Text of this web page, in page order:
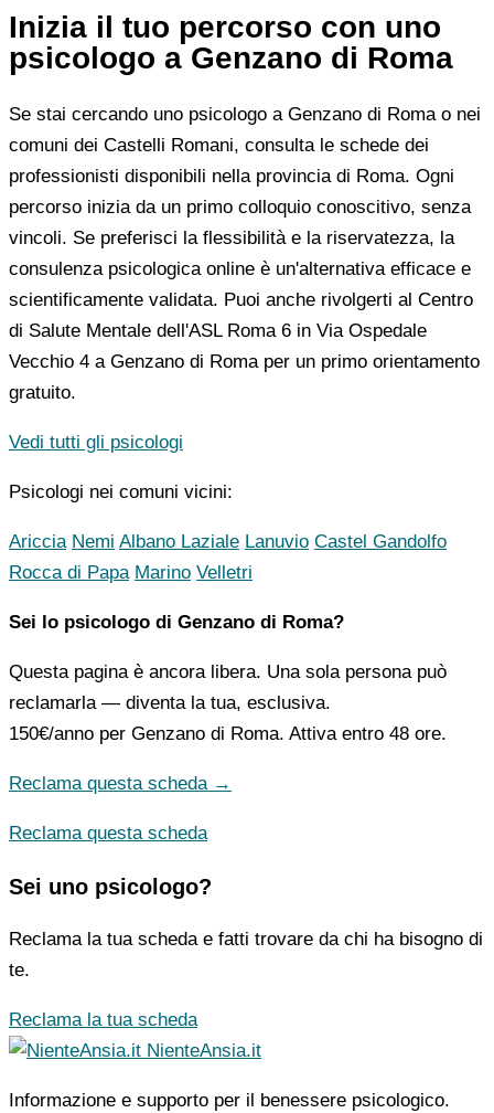
Inizia il tuo percorso con uno
psicologo a Genzano di Roma
Se stai cercando uno psicologo a Genzano di Roma o nei
comuni dei Castelli Romani, consulta le schede dei
professionisti disponibili nella provincia di Roma. Ogni
percorso inizia da un primo colloquio conoscitivo, senza
vincoli. Se preferisci la flessibilità e la riservatezza, la
consulenza psicologica online è un'alternativa efficace e
scientificamente validata. Puoi anche rivolgerti al Centro
di Salute Mentale dell'ASL Roma 6 in Via Ospedale
Vecchio 4 a Genzano di Roma per un primo orientamento
gratuito.
Vedi tutti gli psicologi
Psicologi nei comuni vicini:
Ariccia Nemi Albano Laziale Lanuvio Castel Gandolfo
Rocca di Papa Marino Velletri
Sei lo psicologo di Genzano di Roma?
Questa pagina è ancora libera. Una sola persona può
reclamarla — diventa la tua, esclusiva.
150€/anno per Genzano di Roma. Attiva entro 48 ore.
Reclama questa scheda →
Reclama questa scheda
Sei uno psicologo?
Reclama la tua scheda e fatti trovare da chi ha bisogno di
te.
Reclama la tua scheda
NienteAnsia.it
Informazione e supporto per il benessere psicologico.